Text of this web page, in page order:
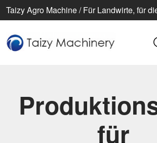
Taizy Agro Machine / Für Landwirte, für
für